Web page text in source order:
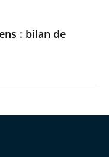
: bilan de